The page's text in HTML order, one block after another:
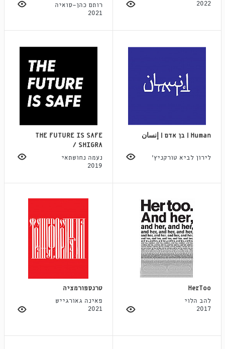
2022
רותם כהן-סואיה
2021
Human | בן אדם | إنسان
לירון לביא טורקניץ׳
THE FUTURE IS SAFE
/ SHIGRA
נעמה נחושתאי
2019
HerToo
להב הלוי
2017
טרנספורמציה
פאינה גאורגייש
2021